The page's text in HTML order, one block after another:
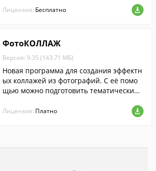
и чертежами, схемами и другими графи
Лицензия: Бесплатно
ФотоКОЛЛАЖ
Версия: 9.35 (143.71 МБ)
Новая программа для создания эффектн
ых коллажей из фотографий. С её помо
щью можно подготовить тематический
Лицензия: Платно